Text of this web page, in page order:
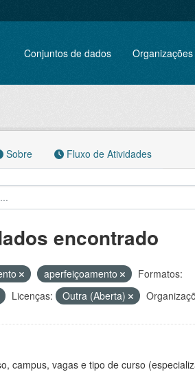
Conjuntos de dados Organizações
Sobre Fluxo de Atividades
encontrado
aperfeiçoamento
Formatos:
Licenças: Outra (Aberta)
campus, vagas e tipo de curso